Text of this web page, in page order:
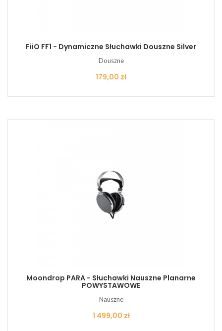
FiiO FF1 - Dynamiczne Słuchawki Douszne Silver
Douszne
Cena
179,00 zł
Moondrop PARA - Słuchawki Nauszne Planarne
POWYSTAWOWE
Nauszne
Cena
1 499,00 zł